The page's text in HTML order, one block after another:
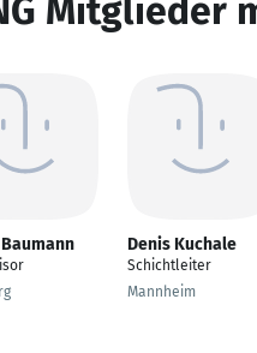
Mitglieder
Denis Kuchale
Schichtleiter
Mannheim